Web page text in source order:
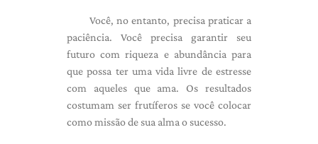
Você, no entanto, precisa praticar a
paciência. Você precisa garantir seu
futuro com riqueza e abundância para
que possa ter uma vida livre de estresse
com aqueles que ama. Os resultados
costumam ser frutíferos se você colocar
como missão de sua alma o sucesso.